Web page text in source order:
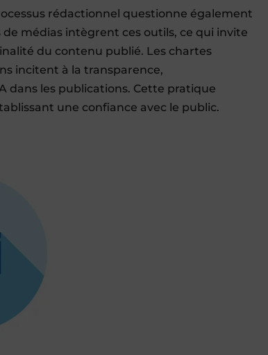
rédactionnel questionne également
de médias intègrent ces outils, ce qui invite
du contenu publié. Les chartes
incitent à la transparence,
dans les publications. Cette pratique
une confiance avec le public.